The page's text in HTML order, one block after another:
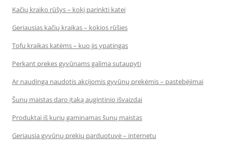
Kačių kraiko rūšys – kokį parinkti katei
Geriausias kačių kraikas – kokios rūšies
Tofu kraikas katėms – kuo jis ypatingas
Perkant prekes gyvūnams galima sutaupyti
Ar naudinga naudotis akcijomis gyvūnų prekėmis – pastebėjimai
Šunų maistas daro įtaką augintinio išvaizdai
Produktai iš kurių gaminamas šunų maistas
Geriausia gyvūnų prekių parduotuvė – internetu